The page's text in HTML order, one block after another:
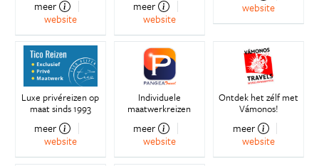
meer
website
meer
website
website
Luxe privéreizen op
maat sinds 1993
meer
website
Individuele
maatwerkreizen
meer
website
Ontdek het zélf met
Vámonos!
meer
website